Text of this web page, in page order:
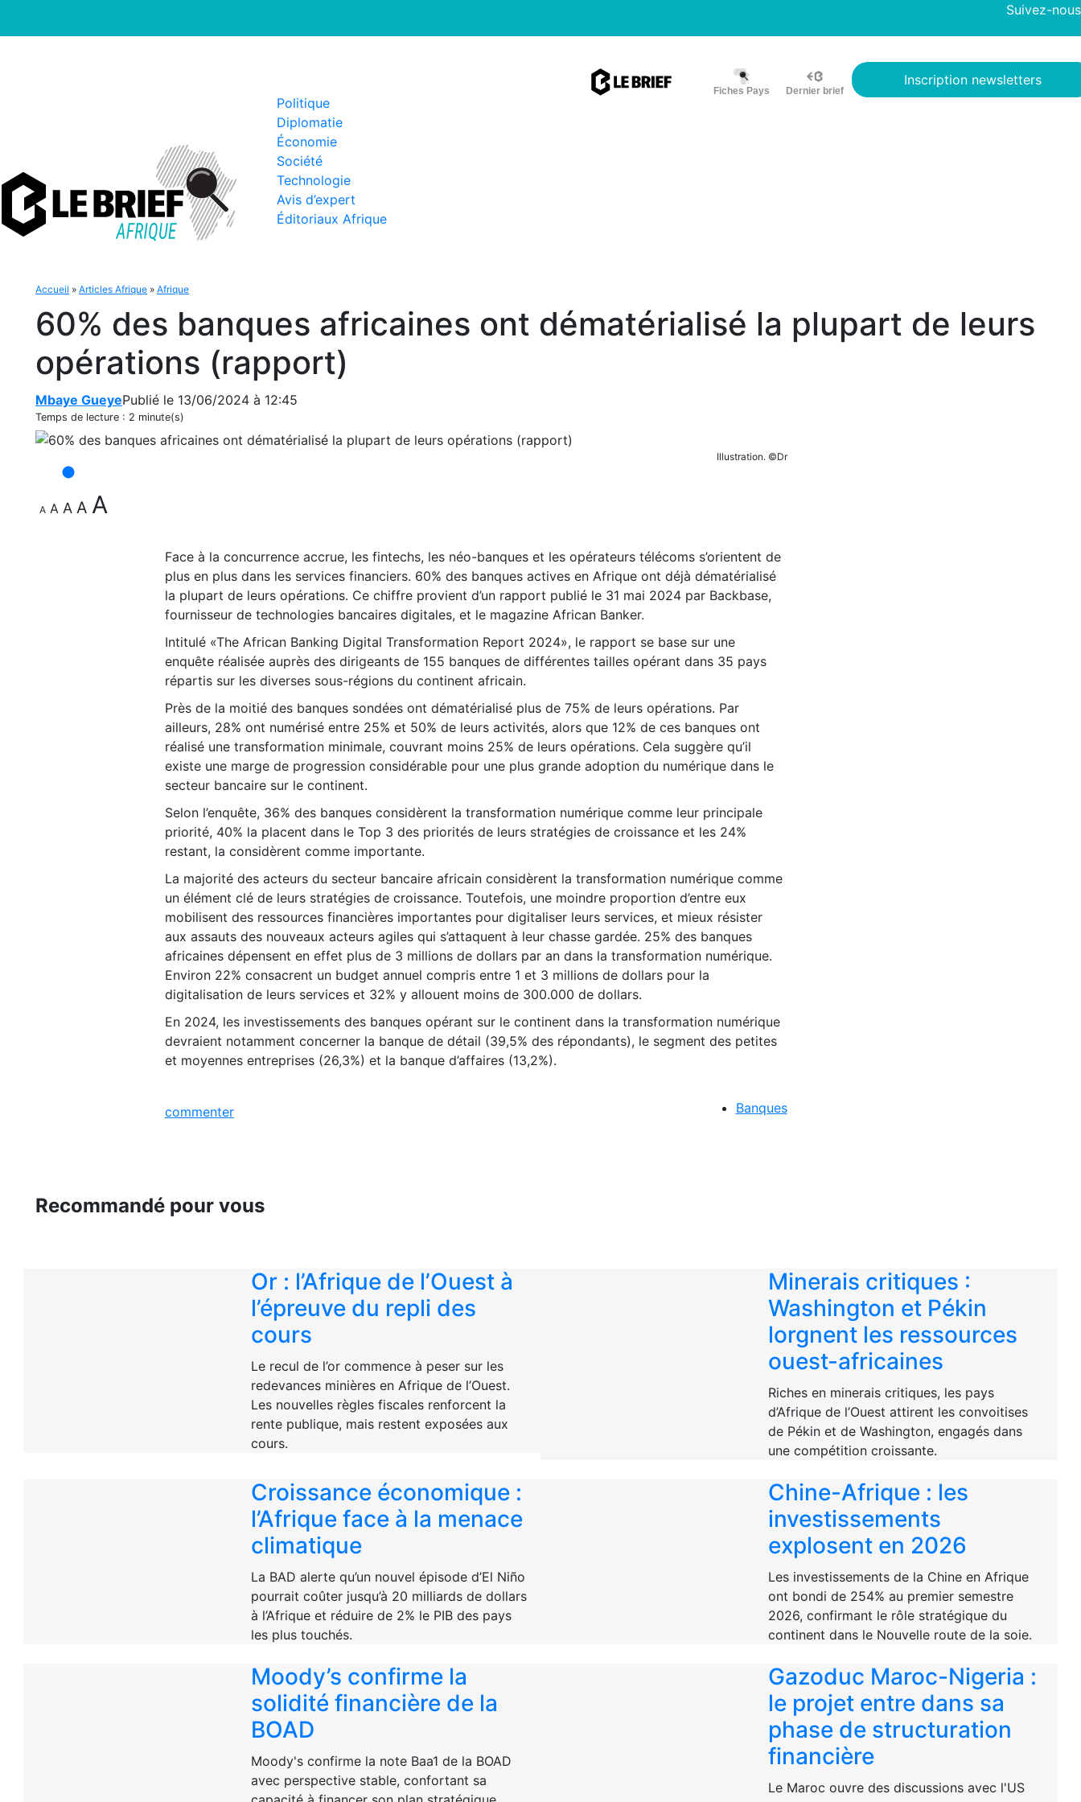
Suivez-nous
Fiches Pays Dernier brief
Inscription newsletters
Politique
Diplomatie
Économie
Société
Technologie
Avis d’expert
Éditoriaux Afrique
Accueil » Articles Afrique » Afrique
60% des banques africaines ont dématérialisé la plupart de leurs
opérations (rapport)
Mbaye GueyePublié le 13/06/2024 à 12:45
Temps de lecture : 2 minute(s)
Illustration. ©Dr
A A A A A
Face à la concurrence accrue, les fintechs, les néo-banques et les opérateurs télécoms s’orientent de
plus en plus dans les services financiers. 60% des banques actives en Afrique ont déjà dématérialisé
la plupart de leurs opérations. Ce chiffre provient d’un rapport publié le 31 mai 2024 par Backbase,
fournisseur de technologies bancaires digitales, et le magazine African Banker.
Intitulé «The African Banking Digital Transformation Report 2024», le rapport se base sur une
enquête réalisée auprès des dirigeants de 155 banques de différentes tailles opérant dans 35 pays
répartis sur les diverses sous-régions du continent africain.
Près de la moitié des banques sondées ont dématérialisé plus de 75% de leurs opérations. Par
ailleurs, 28% ont numérisé entre 25% et 50% de leurs activités, alors que 12% de ces banques ont
réalisé une transformation minimale, couvrant moins 25% de leurs opérations. Cela suggère qu’il
existe une marge de progression considérable pour une plus grande adoption du numérique dans le
secteur bancaire sur le continent.
Selon l’enquête, 36% des banques considèrent la transformation numérique comme leur principale
priorité, 40% la placent dans le Top 3 des priorités de leurs stratégies de croissance et les 24%
restant, la considèrent comme importante.
La majorité des acteurs du secteur bancaire africain considèrent la transformation numérique comme
un élément clé de leurs stratégies de croissance. Toutefois, une moindre proportion d’entre eux
mobilisent des ressources financières importantes pour digitaliser leurs services, et mieux résister
aux assauts des nouveaux acteurs agiles qui s’attaquent à leur chasse gardée. 25% des banques
africaines dépensent en effet plus de 3 millions de dollars par an dans la transformation numérique.
Environ 22% consacrent un budget annuel compris entre 1 et 3 millions de dollars pour la
digitalisation de leurs services et 32% y allouent moins de 300.000 de dollars.
En 2024, les investissements des banques opérant sur le continent dans la transformation numérique
devraient notamment concerner la banque de détail (39,5% des répondants), le segment des petites
et moyennes entreprises (26,3%) et la banque d’affaires (13,2%).
commenter Banques
Recommandé pour vous
Or : l’Afrique de l’Ouest à
l’épreuve du repli des
cours
Le recul de l’or commence à peser sur les
redevances minières en Afrique de l’Ouest.
Les nouvelles règles fiscales renforcent la
rente publique, mais restent exposées aux
cours.
Minerais critiques :
Washington et Pékin
lorgnent les ressources
ouest-africaines
Riches en minerais critiques, les pays
d’Afrique de l’Ouest attirent les convoitises
de Pékin et de Washington, engagés dans
une compétition croissante.
Croissance économique :
l’Afrique face à la menace
climatique
La BAD alerte qu’un nouvel épisode d’El Niño
pourrait coûter jusqu’à 20 milliards de dollars
à l’Afrique et réduire de 2% le PIB des pays
les plus touchés.
Chine-Afrique : les
investissements
explosent en 2026
Les investissements de la Chine en Afrique
ont bondi de 254% au premier semestre
2026, confirmant le rôle stratégique du
continent dans le Nouvelle route de la soie.
Moody’s confirme la
solidité financière de la
BOAD
Moody's confirme la note Baa1 de la BOAD
avec perspective stable, confortant sa
Gazoduc Maroc-Nigeria :
le projet entre dans sa
phase de structuration
financière
Le Maroc ouvre des discussions avec l'US